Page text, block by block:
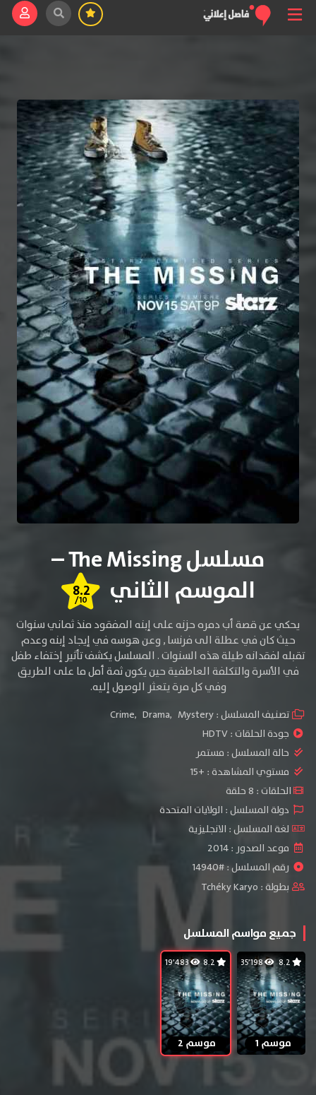
مسلسل The Missing –
الموسم الثاني
8.2
/10
يحكي عن قصة أب دمره حزنه على إبنه المفقود منذ ثماني سنوات
حيث كان في عطلة الى فرنسا , وعن هوسه في إيجاد إبنه وعدم
تقبله لفقدانه طيلة هذه السنوات . المسلسل يكشف تأثير إختفاء طفل
في الأسرة والتكلفة العاطفية حين يكون ثمة أمل ما على الطريق
وفي كل مرة يتعثر الوصول إليه.
تصنيف المسلسل : Crime, Drama, Mystery
جودة الحلقات :HDTV
حالة المسلسل : مستمر
مستوي المشاهدة : +15
الحلقات : 8 حلقة
دولة المسلسل : الولايات المتحدة
لغة المسلسل : الانجليزية
موعد الصدور : 2014
رقم المسلسل : #14940
بطولة : Tchéky Karyo
جميع مواسم المسلسل
35٬198
موسم 1
19٬483
موسم 2